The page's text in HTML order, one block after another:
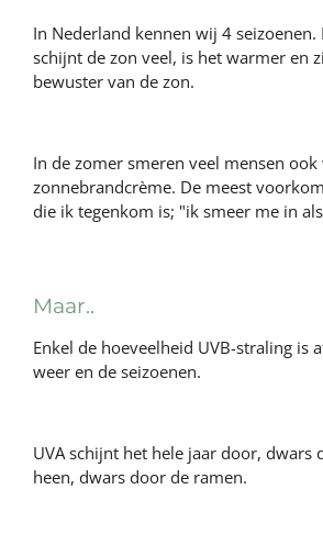
In Nederland kennen wij 4 seizoenen.
schijnt de zon veel, is het warmer en
bewuster van de zon.
In de zomer smeren veel mensen ook
zonnebrandcrème. De meest
die ik tegenkom is; "ik smeer me in
Maar..
Enkel de hoeveelheid UVB-straling is
weer en de seizoenen.
UVA schijnt het hele jaar door, dwars
heen, dwars door de ramen.